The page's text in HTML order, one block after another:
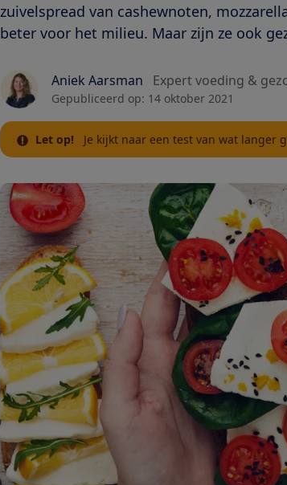
zuivelspread van cashewnoten,
beter voor het milieu. Maar zijn ze ook
Aniek Aarsman Expert voeding &
Gepubliceerd op: 14 oktober 2021
Let op! Je kijkt naar een test van wat langer